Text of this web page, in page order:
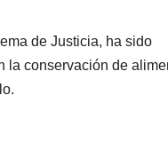
de Justicia, ha sido
la conservación de